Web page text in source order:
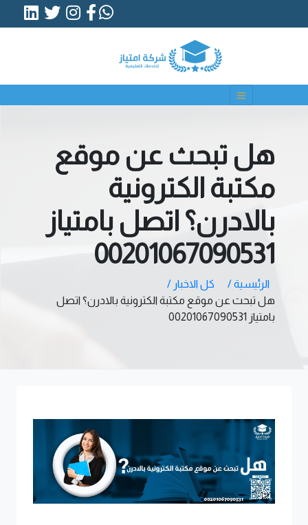
هل تبحث عن موقع
مكتبة الكترونية
بالادرن؟ اتصل بامتياز
00201067090531
الرئيسية /
كل الاخبار /
هل تبحث عن موقع مكتبة الكترونية بالادرن؟ اتصل
بامتياز 00201067090531